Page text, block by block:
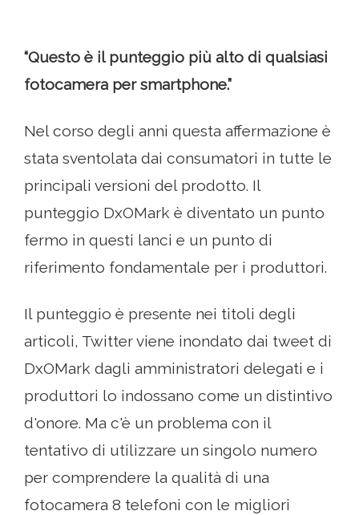
“Questo è il punteggio più alto di qualsiasi
fotocamera per smartphone.”
Nel corso degli anni questa affermazione è
stata sventolata dai consumatori in tutte le
principali versioni del prodotto. Il
punteggio DxOMark è diventato un punto
fermo in questi lanci e un punto di
riferimento fondamentale per i produttori.
Il punteggio è presente nei titoli degli
articoli, Twitter viene inondato dai tweet di
DxOMark dagli amministratori delegati e i
produttori lo indossano come un distintivo
d'onore. Ma c'è un problema con il
tentativo di utilizzare un singolo numero
per comprendere la qualità di una
fotocamera 8 telefoni con le migliori